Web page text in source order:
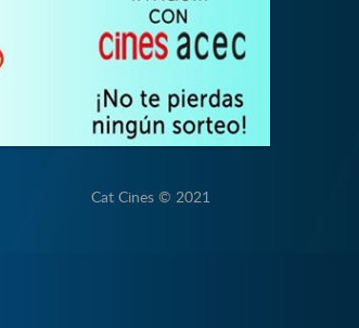
Cat Cines © 2021